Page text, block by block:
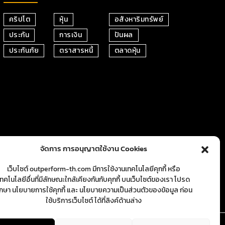
จัดการ การอนุญาตใช้งาน Cookies
เว็บไซต์ outperform-th.com มีการใช้งานเทคโนโลยีคุกกี้ หรือ
คโนโลยีอื่นที่มีลักษณะใกล้เคียงกันกับคุกกี้ บนเว็บไซต์ของเรา โปรด
ษา นโยบายการใช้คุกกี้ และ นโยบายความเป็นส่วนตัวของข้อมูล ก่อน
ใช้บริการเว็บไซต์ ได้ที่ลิงค์ด้านล่าง
คริปโต
ประกัน
ประกันภัย
หุ้น
การเงิน
ตราสารหนี้
อสังหาริมทรัพย์
ปันผล
ตลาดหุ้น